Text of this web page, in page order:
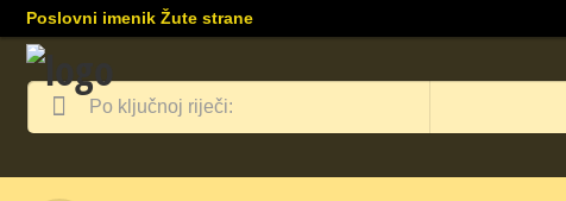
Poslovni imenik Žute strane